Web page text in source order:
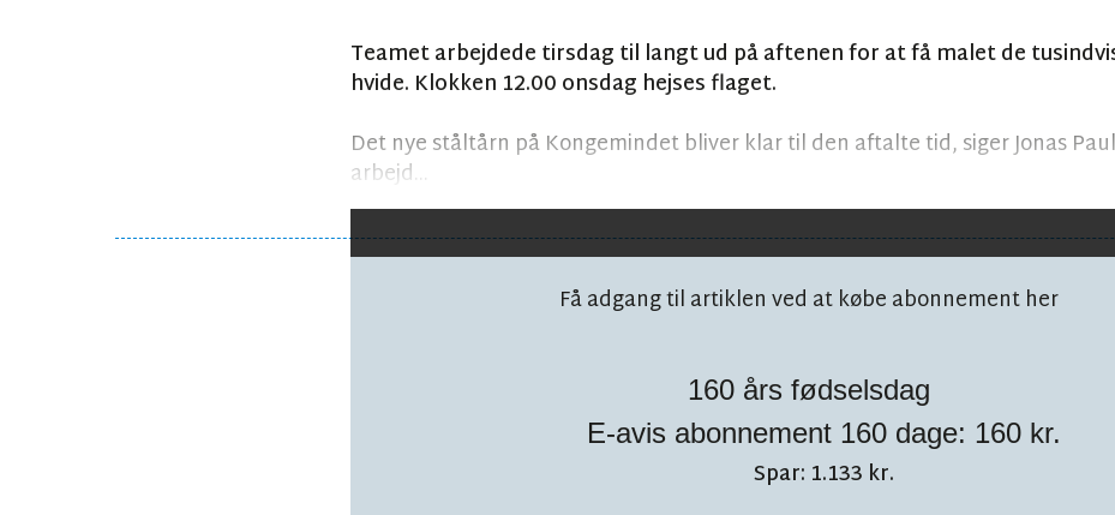
Teamet arbejdede tirsdag til langt ud på aftenen for at få malet de
hvide. Klokken 12.00 onsdag hejses flaget.
Det nye ståltårn på Kongemindet bliver klar til den aftalte tid, siger Jonas
arbejd...
Få adgang til artiklen ved at købe abonnement her
160 års fødselsdag
E-avis abonnement 160 dage: 160 kr.
Spar: 1.133 kr.
Følg debatten på facebook!